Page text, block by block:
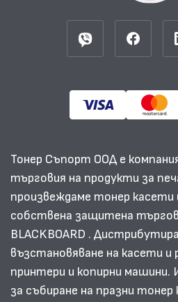
Тонер Съпорт ООД е
търговия на продукти за
произвеждаме тонер касети
собствена защитена
BLACKBOARD .
възстановяване на касети и
принтери и копирни машини.
за събиране на празни тонер